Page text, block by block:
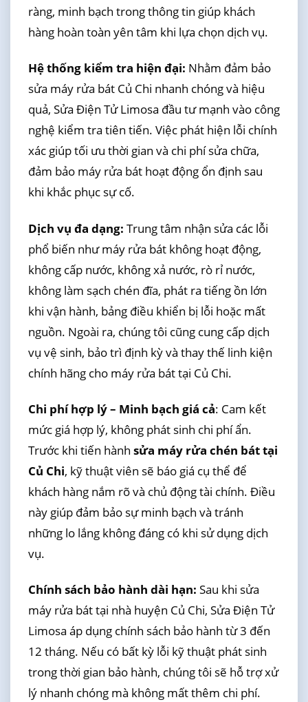
ràng, minh bạch trong thông tin giúp khách
hàng hoàn toàn yên tâm khi lựa chọn dịch vụ.
Hệ thống kiểm tra hiện đại: Nhằm đảm bảo
sửa máy rửa bát Củ Chi nhanh chóng và hiệu
quả, Sửa Điện Tử Limosa đầu tư mạnh vào công
nghệ kiểm tra tiên tiến. Việc phát hiện lỗi chính
xác giúp tối ưu thời gian và chi phí sửa chữa,
đảm bảo máy rửa bát hoạt động ổn định sau
khi khắc phục sự cố.
Dịch vụ đa dạng: Trung tâm nhận sửa các lỗi
phổ biến như máy rửa bát không hoạt động,
không cấp nước, không xả nước, rò rỉ nước,
không làm sạch chén đĩa, phát ra tiếng ồn lớn
khi vận hành, bảng điều khiển bị lỗi hoặc mất
nguồn. Ngoài ra, chúng tôi cũng cung cấp dịch
vụ vệ sinh, bảo trì định kỳ và thay thế linh kiện
chính hãng cho máy rửa bát tại Củ Chi.
Chi phí hợp lý – Minh bạch giá cả: Cam kết
mức giá hợp lý, không phát sinh chi phí ẩn.
Trước khi tiến hành sửa máy rửa chén bát tại
Củ Chi, kỹ thuật viên sẽ báo giá cụ thể để
khách hàng nắm rõ và chủ động tài chính. Điều
này giúp đảm bảo sự minh bạch và tránh
những lo lắng không đáng có khi sử dụng dịch
vụ.
Chính sách bảo hành dài hạn: Sau khi sửa
máy rửa bát tại nhà huyện Củ Chi, Sửa Điện Tử
Limosa áp dụng chính sách bảo hành từ 3 đến
12 tháng. Nếu có bất kỳ lỗi kỹ thuật phát sinh
trong thời gian bảo hành, chúng tôi sẽ hỗ trợ xử
lý nhanh chóng mà không mất thêm chi phí.